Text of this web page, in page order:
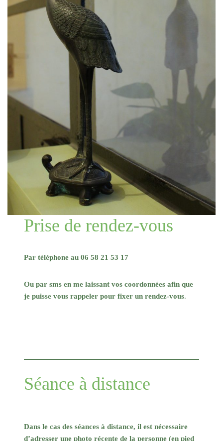
Prise de rendez-vous
Par téléphone au 06 58 21 53 17
Ou par sms en me laissant vos coordonnées afin que
je puisse vous rappeler pour fixer un rendez-vous.
Séance à distance
Dans le cas des séances à distance, il est nécessaire
d’adresser une photo récente de la personne (en pied